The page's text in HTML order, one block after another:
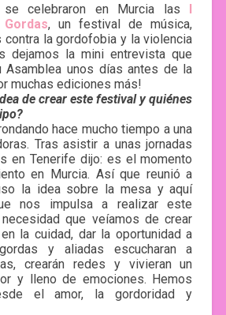
celebraron en Murcia las I
, un festival de música,
contra la gordofobia y la violencia
dejamos la mini entrevista que
Asamblea unos días antes de la
muchas ediciones más!
de crear este festival y quiénes
hace mucho tiempo a una
Tras asistir a unas jornadas
en Tenerife dijo: es el momento
en Murcia. Así que reunió a
la idea sobre la mesa y aquí
nos impulsa a realizar este
que veíamos de crear
la cuidad, dar la oportunidad a
y aliadas escucharan a
crearán redes y vivieran un
y lleno de emociones. Hemos
el amor, la gordoridad y